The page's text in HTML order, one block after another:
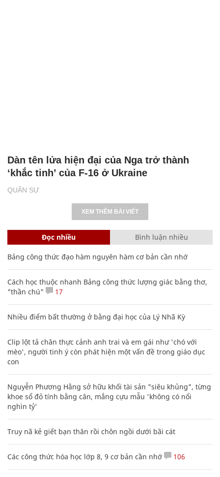
QUÂN SỰ
Dàn tên lửa hiện đại của Nga trở thành
‘khắc tinh’ của F-16 ở Ukraine
XEM THÊM BÀI VIẾT
Đọc nhiều Bình luận nhiều
Bảng công thức đạo hàm nguyên hàm cơ bản cần nhớ
Cách học thuộc nhanh Bảng công thức lượng giác bằng thơ,
"thần chú"
17
Nhiều điểm bất thường ở bằng đại học của Lý Nhã Kỳ
Clip lột tả chân thực cảnh anh trai và em gái như 'chó với
mèo', người tinh ý còn phát hiện một vấn đề trong giáo dục
con
Nguyễn Phương Hằng sở hữu khối tài sản "siêu khủng", từng
khoe sổ đỏ tính bằng cân, mắng cựu mẫu 'không có nổi
nghìn tỷ'
Truy nã kẻ giết bạn thân rồi chôn ngồi dưới bãi cát
Các công thức hóa học lớp 8, 9 cơ bản cần nhớ 106